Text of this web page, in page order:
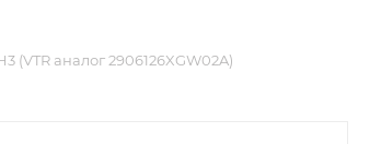
(VTR аналог 2906126XGW02A)